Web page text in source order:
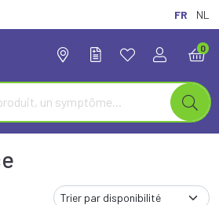
FR NL
0